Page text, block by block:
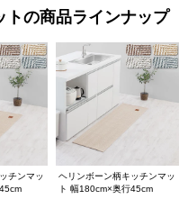
トの商品ラインナップ
チンマッ
ヘリンボーン柄キッチンマッ
ト 幅180cm×奥行45cm